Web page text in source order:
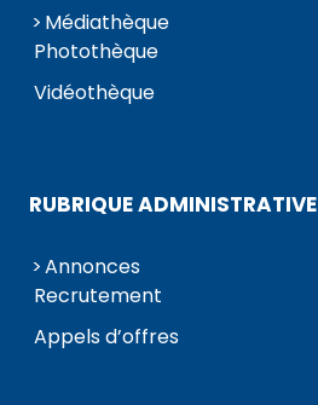
Médiathèque
Photothèque
Vidéothèque
RUBRIQUE ADMINISTRATIVE
Annonces
Recrutement
Appels d’offres